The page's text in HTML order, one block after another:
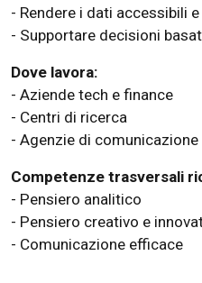
- Rendere i dati accessibili
- Supportare decisioni
Dove lavora:
- Aziende tech e finance
- Centri di ricerca
- Agenzie di comunicazione
Competenze trasversali
- Pensiero analitico
- Pensiero creativo e
- Comunicazione efficace